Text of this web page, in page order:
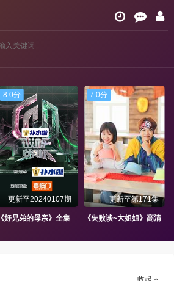
8.0分
更新至20240107期
《好兄弟的母亲》全集
7.0分
更新至第171集
《失败谈~大姐姐》高清
收起